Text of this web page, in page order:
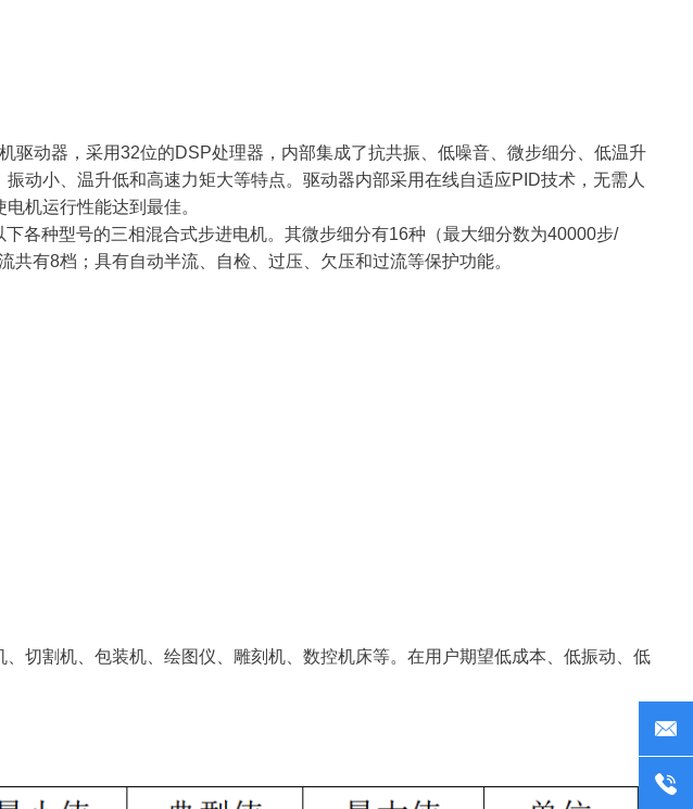
驱动器，采用32位的DSP处理器，内部集成了抗共振、低噪音、微步细分、低温升
动小、温升低和高速力矩大等特点。驱动器内部采用在线自适应PID技术，无需人
机运行性能达到最佳。
各种型号的三相混合式步进电机。其微步细分有16种（最大细分数为40000步/
有8档；具有自动半流、自检、过压、欠压和过流等保护功能。
切割机、包装机、绘图仪、雕刻机、数控机床等。在用户期望低成本、低振动、低